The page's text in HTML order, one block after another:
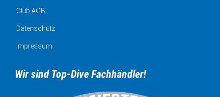
Club AGB
Datenschutz
Impressum
Wir sind Top-Dive Fachhändler!